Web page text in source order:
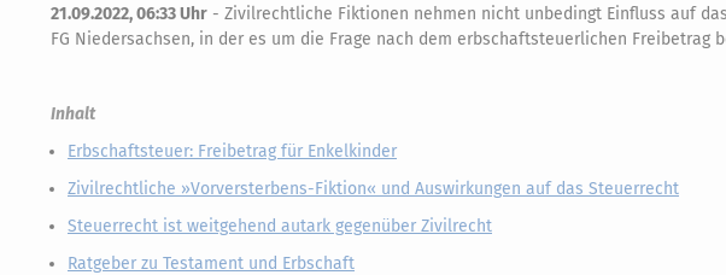
21.09.2022, 06:33 Uhr - Zivilrechtliche Fiktionen nehmen nicht unbedingt Einfluss auf
FG Niedersachsen, in der es um die Frage nach dem erbschaftsteuerlichen Freibetrag
Inhalt
Erbschaftsteuer: Freibetrag für Enkelkinder
Zivilrechtliche »Vorversterbens-Fiktion« und Auswirkungen auf das Steuerrecht
Steuerrecht ist weitgehend autark gegenüber Zivilrecht
Ratgeber zu Testament und Erbschaft